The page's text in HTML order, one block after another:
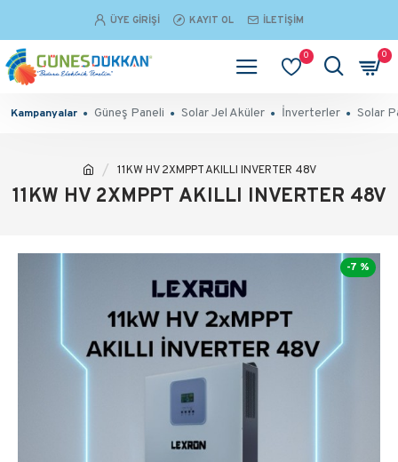
ÜYE GIRIŞI KAYIT OL İLETIŞIM
0 0
Kampanyalar Güneş Paneli Solar Jel Aküler İnverterler Solar
11KW HV 2XMPPT AKILLI INVERTER 48V
11KW HV 2XMPPT AKILLI INVERTER 48V
-7 %